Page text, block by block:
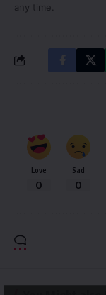
any time.
Love
0
Sad
0